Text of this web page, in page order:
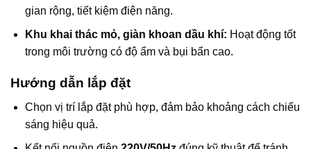
gian rộng, tiết kiệm điện năng.
Khu khai thác mỏ, giàn khoan dầu khí: Hoạt động tốt
trong môi trường có độ ẩm và bụi bẩn cao.
Hướng dẫn lắp đặt
Chọn vị trí lắp đặt phù hợp, đảm bảo khoảng cách chiếu
sáng hiệu quả.